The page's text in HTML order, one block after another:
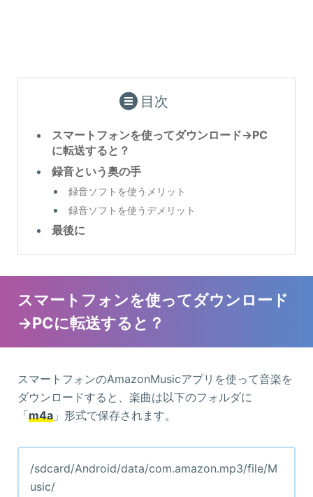
目次
スマートフォンを使ってダウンロード→PC
に転送すると？
録音という奥の手
録音ソフトを使うメリット
録音ソフトを使うデメリット
最後に
スマートフォンを使ってダウンロード
→PCに転送すると？
スマートフォンのAmazonMusicアプリを使って音楽を
ダウンロードすると、楽曲は以下のフォルダに
「m4a 」形式で保存されます。
/sdcard/Android/data/com.amazon.mp3/file/M
usic/